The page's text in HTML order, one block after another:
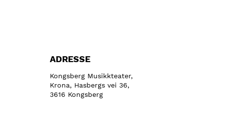
ADRESSE
Kongsberg Musikkteater,
Krona, Hasbergs vei 36,
3616 Kongsberg